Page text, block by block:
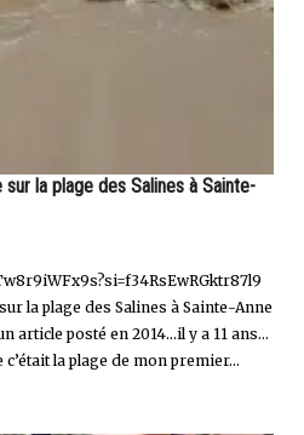
la plage des Salines à Sainte-
la plage des Salines à Sainte-Anne
article posté en 2014...il y a 11 ans...
la plage de mon premier...